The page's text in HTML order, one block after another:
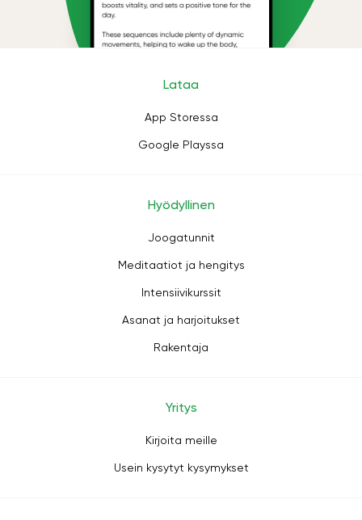
Lataa
App Storessa
Google Playssa
Hyödyllinen
Joogatunnit
Meditaatiot ja hengitys
Intensiivikurssit
Asanat ja harjoitukset
Rakentaja
Yritys
Kirjoita meille
Usein kysytyt kysymykset